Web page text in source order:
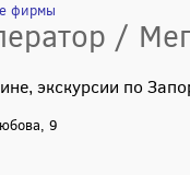
фирмы
/
экскурсии по
9